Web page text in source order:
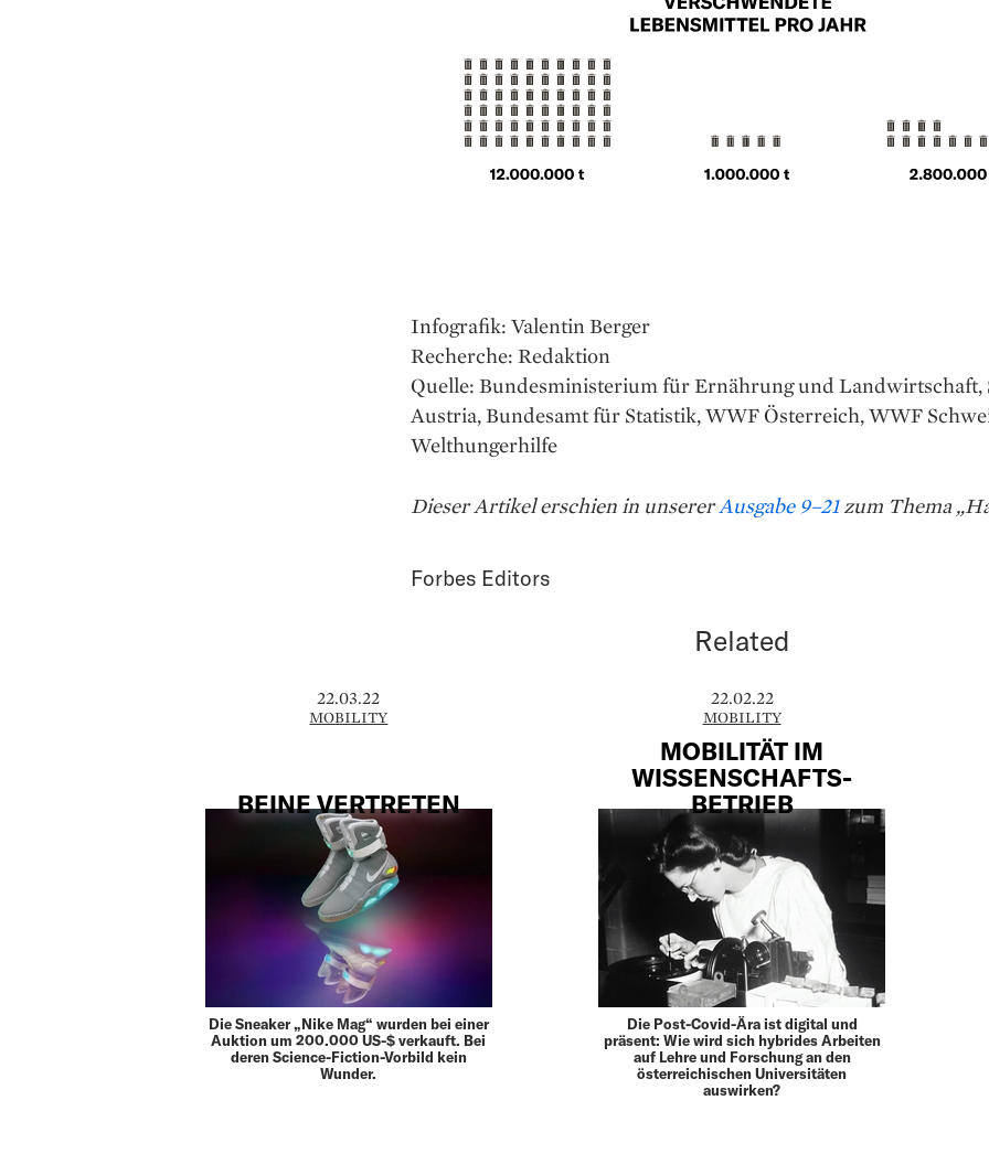
Infografik: Valentin Berger
Recherche: Redaktion
Quelle: Bundesministerium für Ernährung und Landwirtschaft,
Austria, Bundesamt für Statistik, WWF Österreich, WWF
Welthungerhilfe
Dieser Artikel erschien in unsererAusgabe 9–21zum Thema
Forbes Editors
Related
22.03.22
MOBILITY
BEINE VERTRETEN
Die Sneaker „Nike Mag“ wurden bei einer
Auktion um 200.000 US-$ verkauft. Bei
deren Science-Fiction-Vorbild kein
Wunder.
22.02.22
MOBILITY
MOBILITÄT IM
WISSENSCHAFTS-
BETRIEB
Die Post-Covid-Ära ist digital und
präsent: Wie wird sich hybrides Arbeiten
auf Lehre und Forschung an den
österreichischen Universitäten
auswirken?